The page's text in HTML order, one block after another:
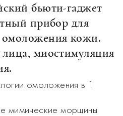
бьюти-гаджет
прибор для
кожи.
миостимуляция
омоложения в 1
мимические морщины